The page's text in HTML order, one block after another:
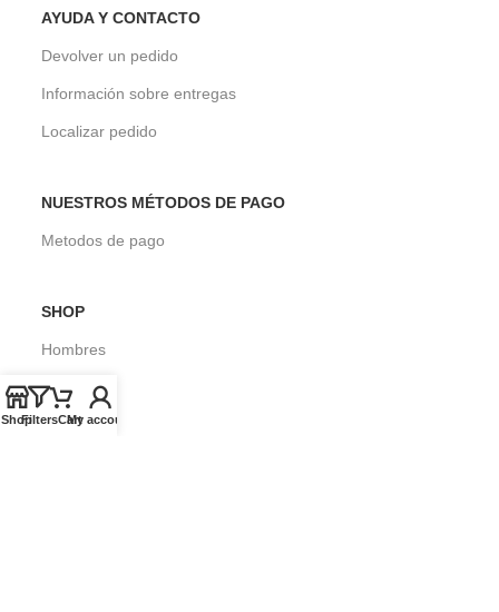
AYUDA Y CONTACTO
Devolver un pedido
Información sobre entregas
Localizar pedido
NUESTROS MÉTODOS DE PAGO
Metodos de pago
SHOP
Hombres
Mujeres
Niños
ShopFiltersCart
My account